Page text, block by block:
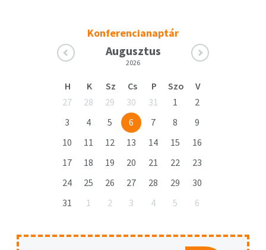
Konferencianaptár
Augusztus
2026
H K Sz Cs P Szo
V
27
28 29 30 31 1
2
3
4 5 6 7 8
9
10
11 12 13 14 15
16
17
18 19 20 21 22
23
24
25 26 27 28 29
30
31
1 2 3 4 5 6